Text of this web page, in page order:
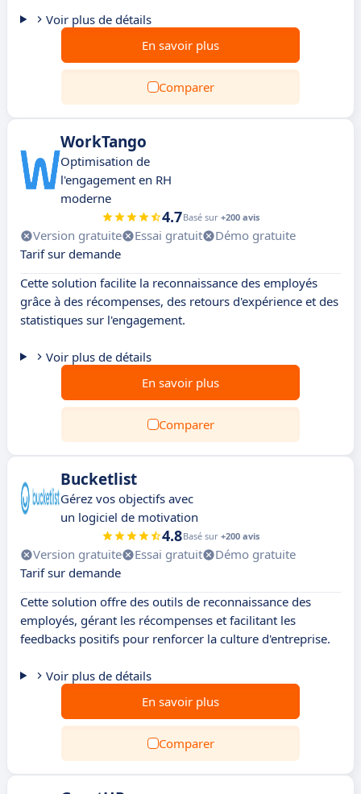
Voir plus de détails
En savoir plus
Comparer
WorkTango
Optimisation de
l'engagement en RH
moderne
4.7Basé sur +200 avis
Version gratuite Essai gratuit
Démo gratuite
Tarif sur demande
Cette solution facilite la reconnaissance des employés
grâce à des récompenses, des retours d'expérience et des
statistiques sur l'engagement.
Voir plus de détails
En savoir plus
Comparer
Bucketlist
Gérez vos objectifs avec
un logiciel de motivation
4.8Basé sur +200 avis
Version gratuite Essai gratuit
Démo gratuite
Tarif sur demande
Cette solution offre des outils de reconnaissance des
employés, gérant les récompenses et facilitant les
feedbacks positifs pour renforcer la culture d'entreprise.
Voir plus de détails
En savoir plus
Comparer